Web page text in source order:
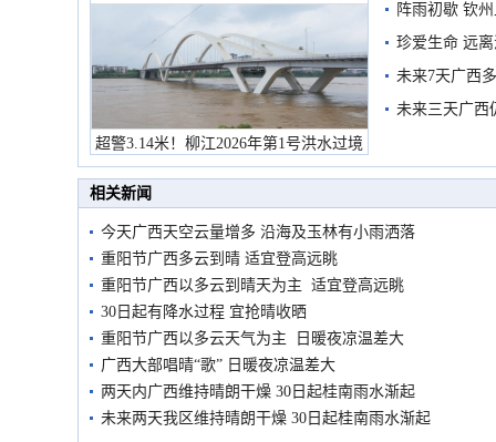
超警3.14米！柳江2026年第1号洪水过境
市民在堤岸见证汛况
阵雨初歇 钦
珍爱生命 远
未来7天广西
未来三天广西
相关新闻
今天广西天空云量增多 沿海及玉林有小雨洒落
重阳节广西多云到晴 适宜登高远眺
重阳节广西以多云到晴天为主 适宜登高远眺
30日起有降水过程 宜抢晴收晒
重阳节广西以多云天气为主 日暖夜凉温差大
广西大部唱晴“歌” 日暖夜凉温差大
两天内广西维持晴朗干燥 30日起桂南雨水渐起
未来两天我区维持晴朗干燥 30日起桂南雨水渐起